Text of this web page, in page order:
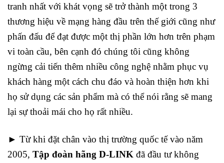
tranh nhất với khát vọng sẽ trở thành một trong 3
thương hiệu về mạng hàng đầu trên thế giới cũng như
phấn đấu để đạt được một thị phần lớn hơn trên phạm
vi toàn cầu, bên cạnh đó chúng tôi cũng không
ngừng cải tiến thêm nhiều công nghệ nhằm phục vụ
khách hàng một cách chu đáo và hoàn thiện hơn khi
họ sử dụng các sản phẩm mà có thể nói rằng sẽ mang
lại sự thoải mái cho họ rất nhiều.
► Từ khi đặt chân vào thị trường quốc tế vào năm
2005, Tập đoàn hãng D-LINK đã đầu tư không